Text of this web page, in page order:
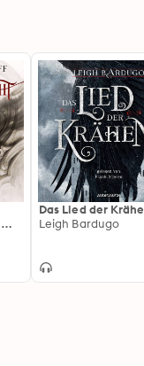
Das Lied der
Leigh Bardugo